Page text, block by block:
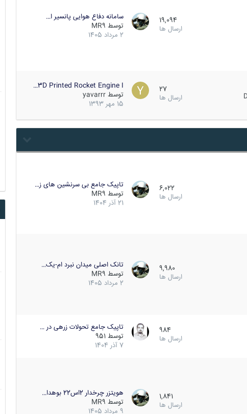
19,094
ارسال ها
سامانه دفاع هوایی پانسیر ا…
توسط MR9
2 مرداد 1405
27
ارسال ها
3D Printed Rocket Engine I…
توسط yavarrr
15 مهر 1393
6,022
ارسال ها
تاپیک جامع بی سرنشین های ز…
توسط MR9
21 آذر 1404
9,980
ارسال ها
تانک اصلی میدان نبرد ام-یک…
توسط MR9
2 مرداد 1405
984
ارسال ها
تاپیک جامع تحولات زرهی در …
توسط 951
7 آذر 1404
1,841
ارسال ها
هویتزر چرخدار 2اس22 بوهدا…
توسط MR9
9 مرداد 1405